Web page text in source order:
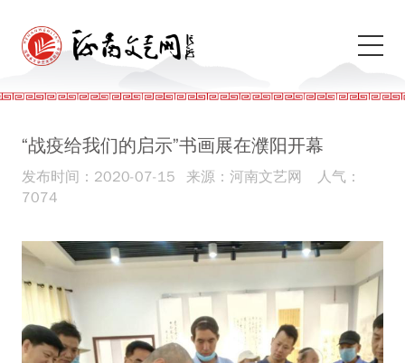
“战疫给我们的启示”书画展在濮阳开幕
发布时间：2020-07-15 来源：河南文艺网
人气：
7074